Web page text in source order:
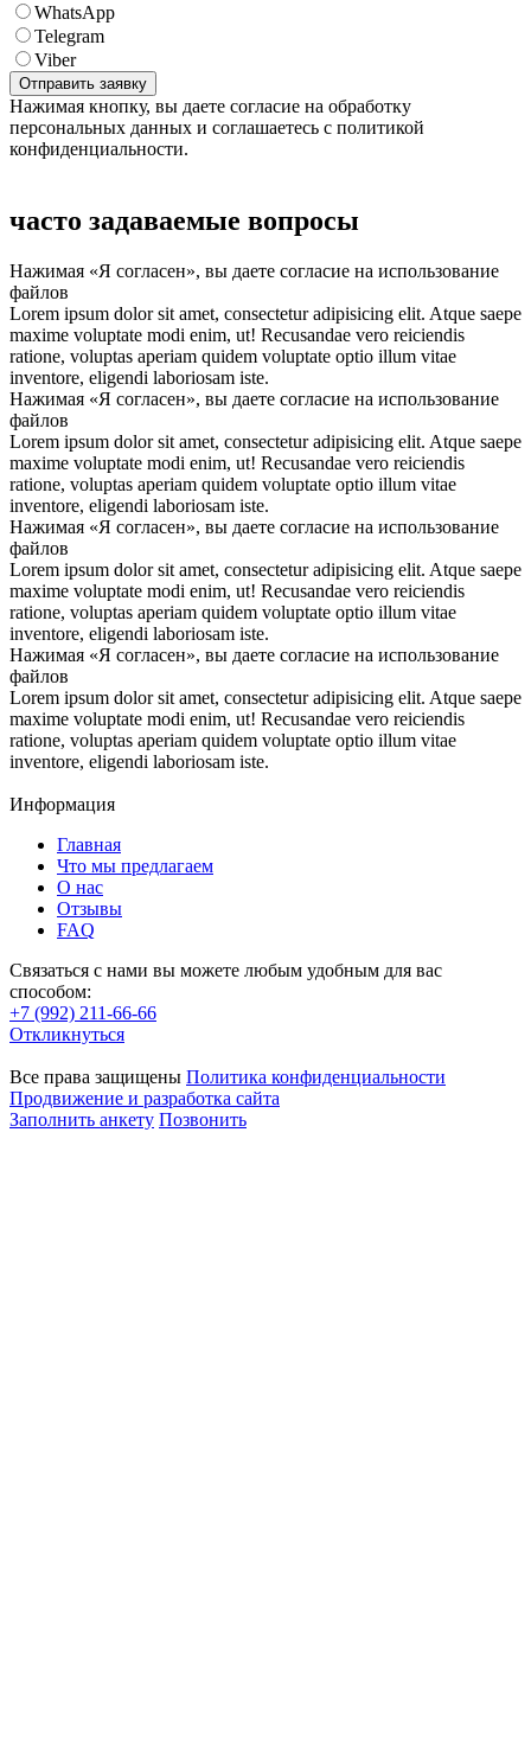
WhatsApp
Telegram
Viber
Нажимая кнопку, вы даете согласие на обработку
персональных данных и соглашаетесь с политикой
конфиденциальности.
часто задаваемые вопросы
Нажимая «Я согласен», вы даете согласие на использование
файлов
Lorem ipsum dolor sit amet, consectetur adipisicing elit. Atque saepe
maxime voluptate modi enim, ut! Recusandae vero reiciendis
ratione, voluptas aperiam quidem voluptate optio illum vitae
inventore, eligendi laboriosam iste.
Нажимая «Я согласен», вы даете согласие на использование
файлов
Lorem ipsum dolor sit amet, consectetur adipisicing elit. Atque saepe
maxime voluptate modi enim, ut! Recusandae vero reiciendis
ratione, voluptas aperiam quidem voluptate optio illum vitae
inventore, eligendi laboriosam iste.
Нажимая «Я согласен», вы даете согласие на использование
файлов
Lorem ipsum dolor sit amet, consectetur adipisicing elit. Atque saepe
maxime voluptate modi enim, ut! Recusandae vero reiciendis
ratione, voluptas aperiam quidem voluptate optio illum vitae
inventore, eligendi laboriosam iste.
Нажимая «Я согласен», вы даете согласие на использование
файлов
Lorem ipsum dolor sit amet, consectetur adipisicing elit. Atque saepe
maxime voluptate modi enim, ut! Recusandae vero reiciendis
ratione, voluptas aperiam quidem voluptate optio illum vitae
inventore, eligendi laboriosam iste.
Информация
Главная
Что мы предлагаем
О нас
Отзывы
FAQ
Связаться с нами вы можете любым удобным для вас
способом:
+7 (992) 211-66-66
Откликнуться
Все права защищены Политика конфиденциальности
Продвижение и разработка сайта
Заполнить анкету Позвонить